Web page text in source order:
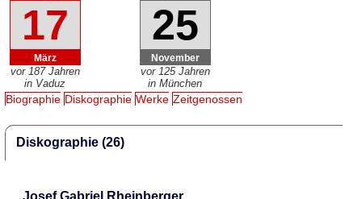
17
März
vor 187 Jahren
in Vaduz
25
November
vor 125 Jahren
in München
Biographie Diskographie Werke Zeitgenossen
Diskographie (26)